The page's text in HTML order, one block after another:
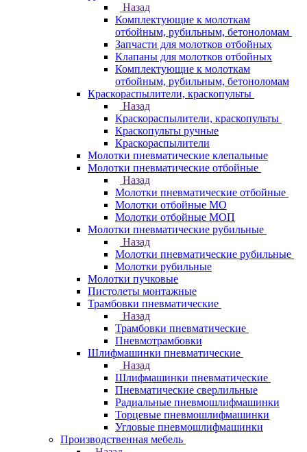
Назад
Комплектующие к молоткам
отбойным, рубильным, бетоноломам
Запчасти для молотков отбойных
Клапаны для молотков отбойных
Комплектующие к молоткам
отбойным, рубильным, бетоноломам
Краскораспылители, краскопульты
Назад
Краскораспылители, краскопульты
Краскопульты ручные
Краскораспылители
Молотки пневматические клепальные
Молотки пневматические отбойные
Назад
Молотки пневматические отбойные
Молотки отбойные МО
Молотки отбойные МОП
Молотки пневматические рубильные
Назад
Молотки пневматические рубильные
Молотки рубильные
Молотки пучковые
Пистолеты монтажные
Трамбовки пневматические
Назад
Трамбовки пневматические
Пневмотрамбовки
Шлифмашинки пневматические
Назад
Шлифмашинки пневматические
Пневматические сверлильные
Радиальные пневмошлифмашинки
Торцевые пневмошлифмашинки
Угловые пневмошлифмашинки
Производственная мебель